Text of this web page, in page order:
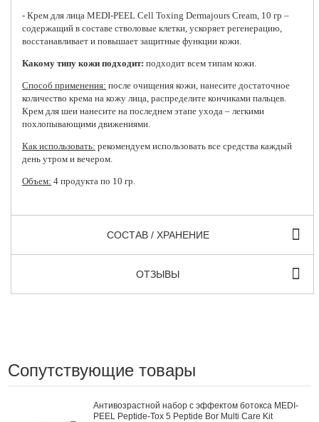
-Крем для лица MEDI-PEEL Cell Toxing Dermajours Cream , 10 гр –
содержащий в составе стволовые клетки, ускоряет регенерацию,
восстанавливает и повышает защитные функции кожи.
Какому типу кожи подходит: подходит всем типам кожи.
Способ применения: после очищения кожи, нанесите достаточное
количество крема на кожу лица, распределите кончиками пальцев.
Крем для шеи нанесите на последнем этапе ухода – легкими
похлопывающими движениями.
Как использовать: рекомендуем использовать все средства каждый
день утром и вечером.
Объем: 4 продукта по 10 гр.
СОСТАВ / ХРАНЕНИЕ
ОТЗЫВЫ
Сопутствующие товары
Антивозрастной набор с эффектом ботокса MEDI-
PEEL Peptide-Tox 5 Peptide Bor Multi Care Kit